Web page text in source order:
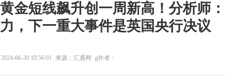
黄金短线飙升创一周新高！分析师
力，下一重大事件是英国央行决议
2024-06-20 10:56:01 来源：汇通网 g作者：